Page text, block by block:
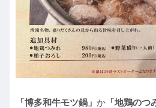
「博多和牛モツ鍋」 か 「地鶏のつ